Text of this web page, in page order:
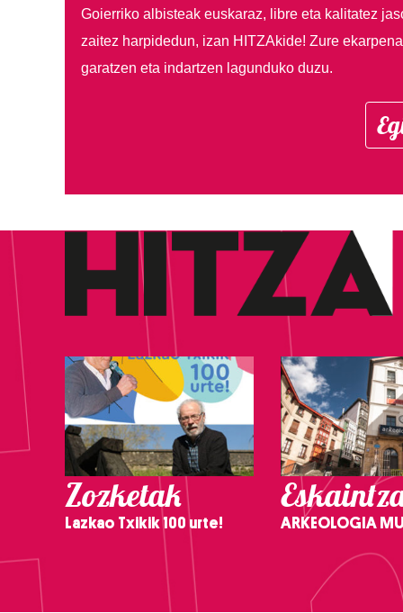
Goierriko albisteak euskaraz, libre eta kalitatez
zaitez harpidedun, izan HITZAkide! Zure
garatzen eta indartzen lagunduko duzu.
Zozketak
Lazkao Txikik 100 urte! ARKEOLOGIA